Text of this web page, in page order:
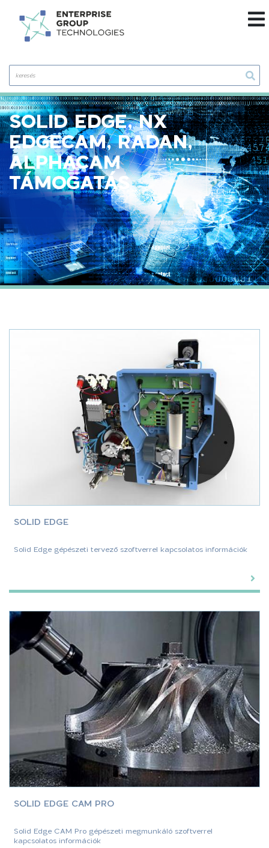
SOLID EDGE, NX
EDGECAM, RADAN,
ALPHACAM
TÁMOGATÁS
SOLID EDGE
Solid Edge gépészeti tervező szoftverrel kapcsolatos információk
SOLID EDGE CAM PRO
Solid Edge CAM Pro gépészeti megmunkáló szoftverrel
kapcsolatos információk